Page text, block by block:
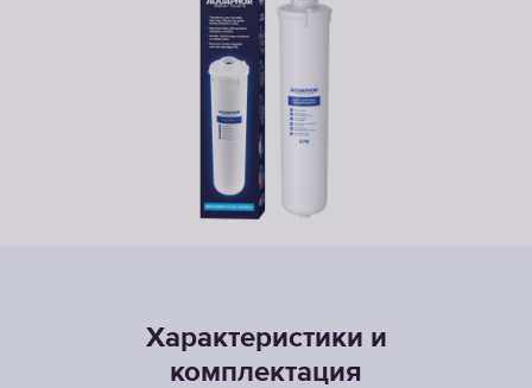
Характеристики и
комплектация